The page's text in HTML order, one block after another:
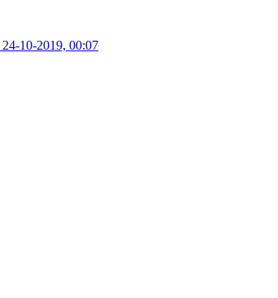
24-10-2019, 00:07